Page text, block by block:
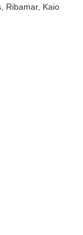
Ribamar, Kaio